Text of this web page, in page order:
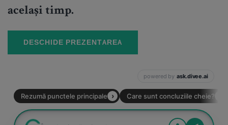
același timp.
DESCHIDE PREZENTAREA